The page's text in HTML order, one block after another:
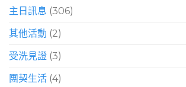
主日訊息 (306)
其他活動 (2)
受洗見證 (3)
團契生活 (4)